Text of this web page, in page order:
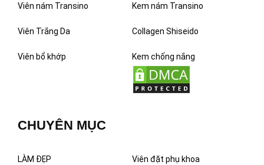
Viên nám Transino Kem nám Transino
Viên Trắng Da Collagen Shiseido
Viên bổ khớp Kem chống nắng
CHUYÊN MỤC
LÀM ĐẸP Viên đặt phụ khoa